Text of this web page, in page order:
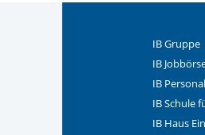
IB Gruppe
IB
IB
IB Schule
IB Haus